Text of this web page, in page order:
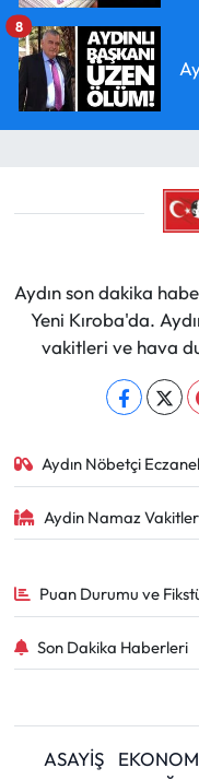
8
Aydın son dakika
Yeni Kıroba'da.
vakitleri ve hava
Aydın Nöbetçi
Aydin Namaz
Puan Durumu ve
Son Dakika Haberleri
ASAYİŞ